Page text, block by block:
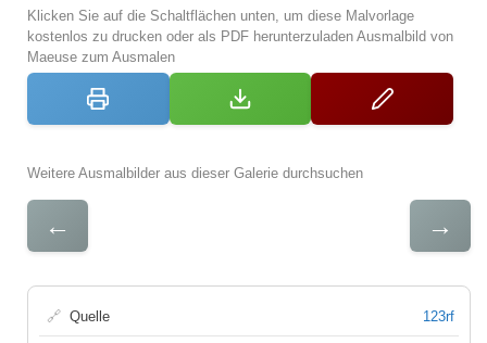
Klicken Sie auf die Schaltflächen unten, um diese Malvorlage
kostenlos zu drucken oder als PDF herunterzuladen Ausmalbild von
Maeuse zum Ausmalen
Weitere Ausmalbilder aus dieser Galerie durchsuchen
← →
🔗 Quelle 123rf